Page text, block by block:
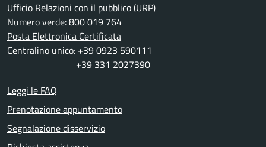
Ufficio Relazioni con il pubblico (URP)
Numero verde: 800 019 764
Posta Elettronica Certificata
Centralino unico: +39 0923 590111
+39 331 2027390
Leggi le FAQ
Prenotazione appuntamento
Segnalazione disservizio